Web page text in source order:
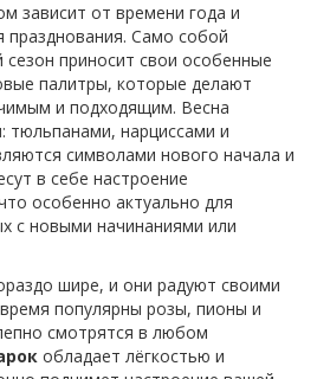
зависит от времени года и
празднования. Само собой
приносит свои особенные
палитры, которые делают
и подходящим. Весна
тюльпанами, нарциссами и
символами нового начала и
в себе настроение
особенно актуально для
с новыми начинаниями или
шире, и они радуют своими
популярны розы, пионы и
смотрятся в любом
обладает лёгкостью и